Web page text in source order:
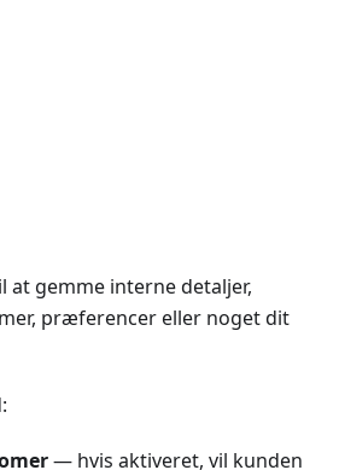
at gemme interne detaljer,
præferencer eller noget dit
— hvis aktiveret, vil kunden